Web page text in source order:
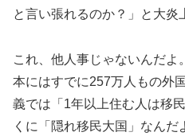
と言い張れるのか？」と大炎
これ、他人事じゃないんだよ
本にはすでに257万人もの外
義では「1年以上住む人は移
くに「隠れ移民大国」なん